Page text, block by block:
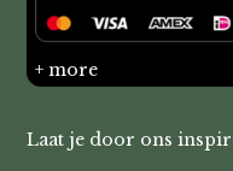
+ more
Laat je door ons